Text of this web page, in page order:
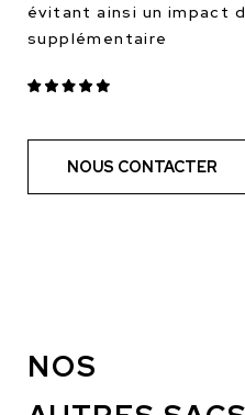
évitant ainsi un impact
supplémentaire
NOUS CONTACTER
NOS